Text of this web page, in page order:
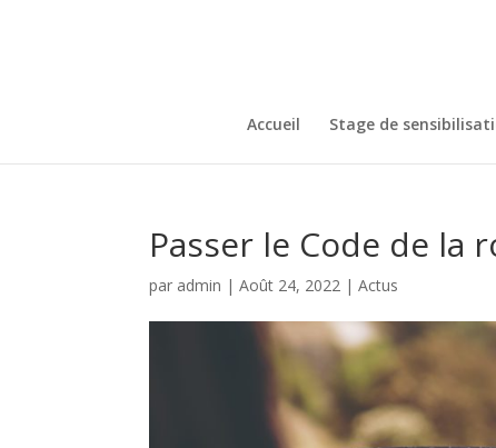
Accueil Stage de
Passer le Code de la
par admin |Août 24, 2022 |Actus